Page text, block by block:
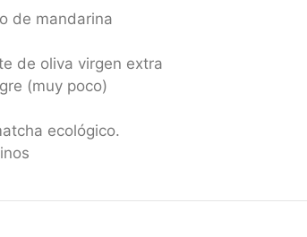
de mandarina
de oliva virgen extra
(muy poco)
ecológico.